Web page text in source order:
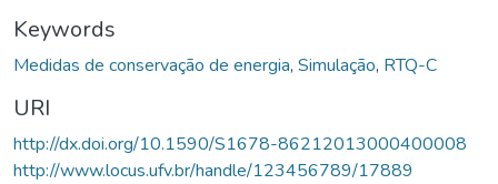
Keywords
Medidas de conservação de energia, Simulação, RTQ-C
URI
http://dx.doi.org/10.1590/S1678-86212013000400008
http://www.locus.ufv.br/handle/123456789/17889